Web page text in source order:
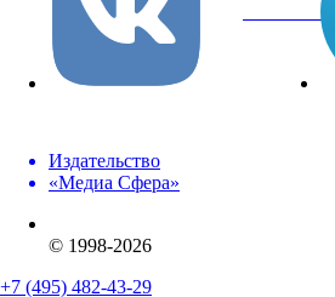
вКонтакте
Издательство
«Медиа Сфера»
© 1998-2026
+7 (495) 482-43-29